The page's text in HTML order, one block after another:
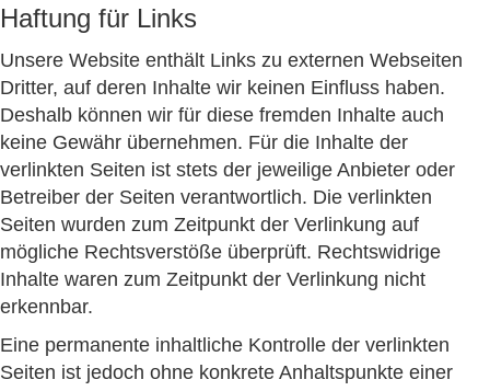
Haftung für Links
Unsere Website enthält Links zu externen Webseiten
Dritter, auf deren Inhalte wir keinen Einfluss haben.
Deshalb können wir für diese fremden Inhalte auch
keine Gewähr übernehmen. Für die Inhalte der
verlinkten Seiten ist stets der jeweilige Anbieter oder
Betreiber der Seiten verantwortlich. Die verlinkten
Seiten wurden zum Zeitpunkt der Verlinkung auf
mögliche Rechtsverstöße überprüft. Rechtswidrige
Inhalte waren zum Zeitpunkt der Verlinkung nicht
erkennbar.
Eine permanente inhaltliche Kontrolle der verlinkten
Seiten ist jedoch ohne konkrete Anhaltspunkte einer